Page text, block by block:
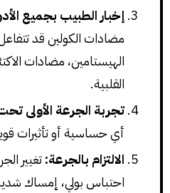
إخبار الطبيب بجميع
مضادات الكولين قد
الهيستامين، مضادات
القلبية.
تجربة الجرعة الأولى
أي حساسية أو تأثيرات
الالتزام بالجرعة:تغيير
احتباس بولي، إمساك